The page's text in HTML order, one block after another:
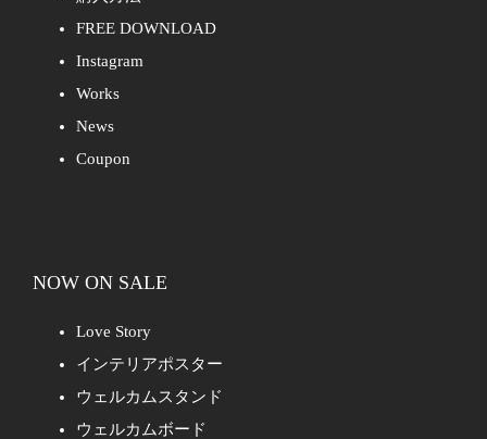
FREE DOWNLOAD
Instagram
Works
News
Coupon
NOW ON SALE
Love Story
インテリアポスター
ウェルカムスタンド
ウェルカムボード